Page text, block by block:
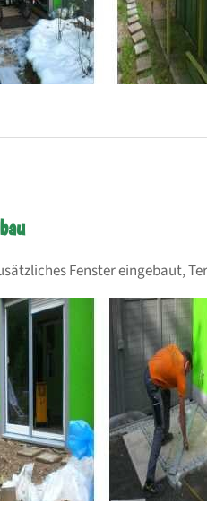
Fenster eingebaut,